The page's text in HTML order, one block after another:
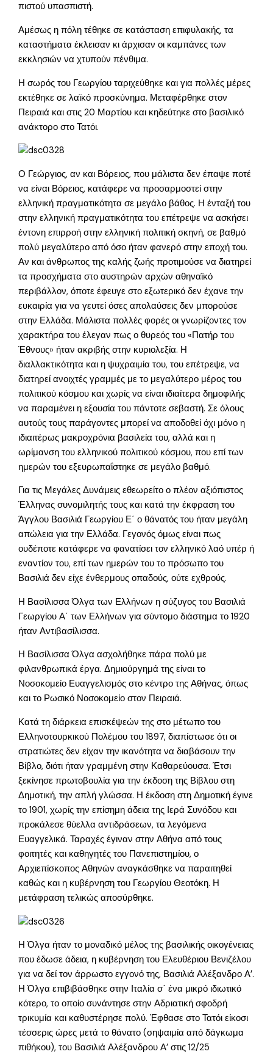
πιστού υπασπιστή.
Αμέσως η πόλη τέθηκε σε κατάσταση επιφυλακής, τα
καταστήματα έκλεισαν κι άρχισαν οι καμπάνες των
εκκλησιών να χτυπούν πένθιμα.
Η σωρός του Γεωργίου ταριχεύθηκε και για πολλές μέρες
εκτέθηκε σε λαϊκό προσκύνημα. Μεταφέρθηκε στον
Πειραιά και στις 20 Μαρτίου και κηδεύτηκε στο βασιλικό
ανάκτορο στο Τατόι.
Ο Γεώργιος, αν και Βόρειος, που μάλιστα δεν έπαψε ποτέ
να είναι Βόρειος, κατάφερε να προσαρμοστεί στην
ελληνική πραγματικότητα σε μεγάλο βάθος. Η ένταξή του
στην ελληνική πραγματικότητα του επέτρεψε να ασκήσει
έντονη επιρροή στην ελληνική πολιτική σκηνή, σε βαθμό
πολύ μεγαλύτερο από όσο ήταν φανερό στην εποχή του.
Αν και άνθρωπος της καλής ζωής προτιμούσε να διατηρεί
τα προσχήματα στο αυστηρών αρχών αθηναϊκό
περιβάλλον, όποτε έφευγε στο εξωτερικό δεν έχανε την
ευκαιρία για να γευτεί όσες απολαύσεις δεν μπορούσε
στην Ελλάδα. Μάλιστα πολλές φορές οι γνωρίζοντες τον
χαρακτήρα του έλεγαν πως ο θυρεός του «Πατήρ του
Έθνους» ήταν ακριβής στην κυριολεξία. Η
διαλλακτικότητα και η ψυχραιμία του, του επέτρεψε, να
διατηρεί ανοιχτές γραμμές με το μεγαλύτερο μέρος του
πολιτικού κόσμου και χωρίς να είναι ιδιαίτερα δημοφιλής
να παραμένει η εξουσία του πάντοτε σεβαστή. Σε όλους
αυτούς τους παράγοντες μπορεί να αποδοθεί όχι μόνο η
ιδιαιτέρως μακροχρόνια βασιλεία του, αλλά και η
ωρίμανση του ελληνικού πολιτικού κόσμου, που επί των
ημερών του εξευρωπαΐστηκε σε μεγάλο βαθμό.
Για τις Μεγάλες Δυνάμεις εθεωρείτο ο πλέον αξιόπιστος
Έλληνας συνομιλητής τους και κατά την έκφραση του
Άγγλου Βασιλιά Γεωργίου Ε΄ ο θάνατός του ήταν μεγάλη
απώλεια για την Ελλάδα. Γεγονός όμως είναι πως
ουδέποτε κατάφερε να φανατίσει τον ελληνικό λαό υπέρ ή
εναντίον του, επί των ημερών του το πρόσωπο του
Βασιλιά δεν είχε ένθερμους οπαδούς, ούτε εχθρούς.
Η Βασίλισσα Όλγα των Ελλήνων η σύζυγος του Βασιλιά
Γεωργίου Α΄ των Ελλήνων για σύντομο διάστημα το 1920
ήταν Αντιβασίλισσα.
Η Βασίλισσα Όλγα ασχολήθηκε πάρα πολύ με
φιλανθρωπικά έργα. Δημιούργημά της είναι το
Νοσοκομείο Ευαγγελισμός στο κέντρο της Αθήνας, όπως
και το Ρωσικό Νοσοκομείο στον Πειραιά.
Κατά τη διάρκεια επισκέψεών της στο μέτωπο του
Ελληνοτουρκικού Πολέμου του 1897, διαπίστωσε ότι οι
στρατιώτες δεν είχαν την ικανότητα να διαβάσουν την
Βίβλο, διότι ήταν γραμμένη στην Καθαρεύουσα. Έτσι
ξεκίνησε πρωτοβουλία για την έκδοση της Βίβλου στη
Δημοτική, την απλή γλώσσα. Η έκδοση στη Δημοτική έγινε
το 1901, χωρίς την επίσημη άδεια της Ιερά Συνόδου και
προκάλεσε θύελλα αντιδράσεων, τα λεγόμενα
Ευαγγελικά. Ταραχές έγιναν στην Αθήνα από τους
φοιτητές και καθηγητές του Πανεπιστημίου, ο
Αρχιεπίσκοπος Αθηνών αναγκάσθηκε να παραιτηθεί
καθώς και η κυβέρνηση του Γεωργίου Θεοτόκη. Η
μετάφραση τελικώς αποσύρθηκε.
Η Όλγα ήταν το μοναδικό μέλος της βασιλικής οικογένειας
που έδωσε άδεια, η κυβέρνηση του Ελευθέριου Βενιζέλου
για να δεί τον άρρωστο εγγονό της, Βασιλιά Αλέξανδρο Α’.
Η Όλγα επιβιβάσθηκε στην Ιταλία σ΄ ένα μικρό ιδιωτικό
κότερο, το οποίο συνάντησε στην Αδριατική σφοδρή
τρικυμία και καθυστέρησε πολύ. Έφθασε στο Τατόι είκοσι
τέσσερις ώρες μετά το θάνατο (σηψαιμία από δάγκωμα
πιθήκου), του Βασιλιά Αλέξανδρου Α’ στις 12/25